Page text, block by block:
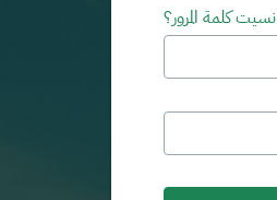
نسيت كلمة المرور؟